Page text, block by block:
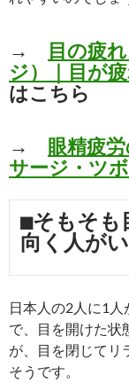
→
目の疲
ジ）｜目が
はこちら
→ 眼精疲
サージ・ツボ
■そもそも
向く人が
日本人の2人に1人
で、目を開けた状
が、目を閉じてリ
そうです。